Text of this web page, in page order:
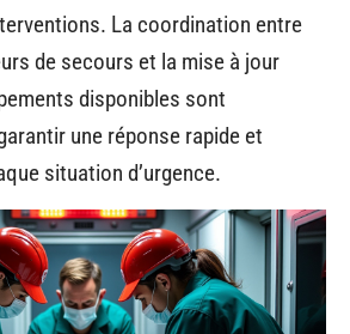
La coordination entre
de secours et la mise à jour
disponibles sont
une réponse rapide et
situation d’urgence.